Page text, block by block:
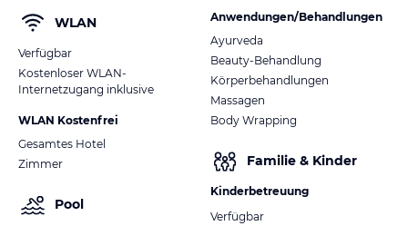
WLAN
Verfügbar
Kostenloser WLAN-
Internetzugang inklusive
WLAN Kostenfrei
Gesamtes Hotel
Zimmer
Pool
Anwendungen/Behandlungen
Ayurveda
Beauty-Behandlung
Körperbehandlungen
Massagen
Body Wrapping
Familie & Kinder
Kinderbetreuung
Verfügbar